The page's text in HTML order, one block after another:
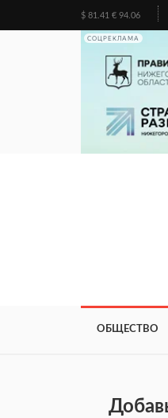
$ 81.41 € 94.06
СОЦРЕКЛАМА
ОБЩЕСТВО